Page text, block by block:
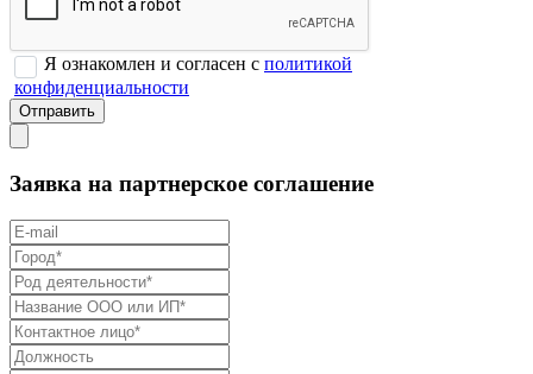
Я ознакомлен и согласен с политикой
конфиденциальности
Заявка на партнерское соглашение